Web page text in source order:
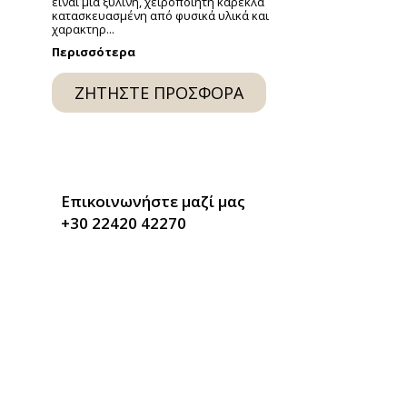
κατασκευασμένη από φυσικά υλικά και
χαρακτηρ...
Περισσότερα
ΖΗΤΉΣΤΕ ΠΡΟΣΦΟΡΆ
Επικοινωνήστε μαζί μας
+30 22420 42270